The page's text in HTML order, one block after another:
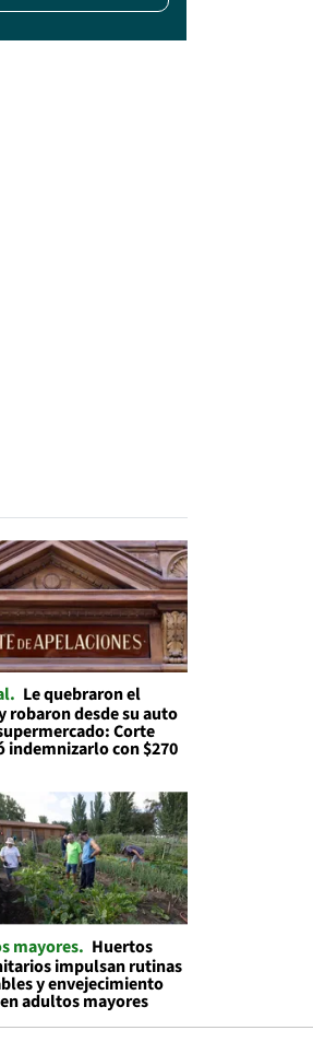
Le quebraron el
robaron desde su auto
Corte
indemnizarlo con $270
mayores Huertos
impulsan rutinas
y envejecimiento
adultos mayores